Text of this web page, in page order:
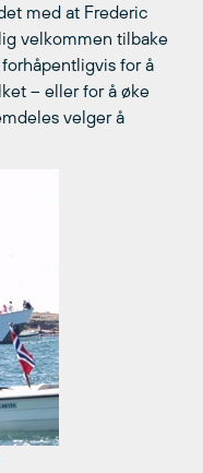
med at Frederic
velkommen tilbake
for å
– eller for å øke
velger å